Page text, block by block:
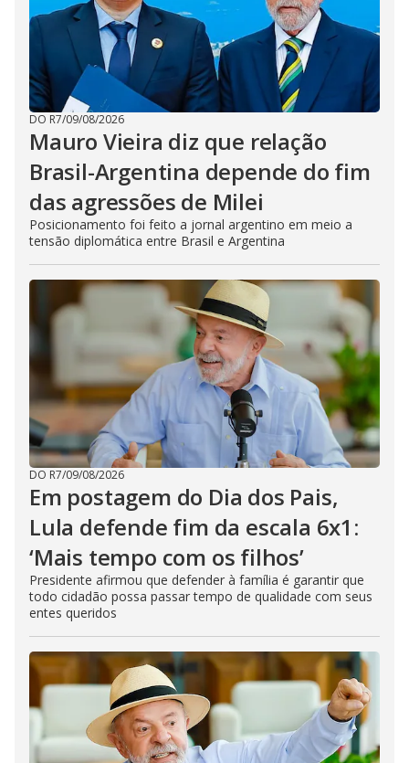
DO R7/09/08/2026
Mauro Vieira diz que relação
Brasil-Argentina depende do fim
das agressões de Milei
Posicionamento foi feito a jornal argentino em meio a
tensão diplomática entre Brasil e Argentina
DO R7/09/08/2026
Em postagem do Dia dos Pais,
Lula defende fim da escala 6x1:
‘Mais tempo com os filhos’
Presidente afirmou que defender à família é garantir que
todo cidadão possa passar tempo de qualidade com seus
entes queridos